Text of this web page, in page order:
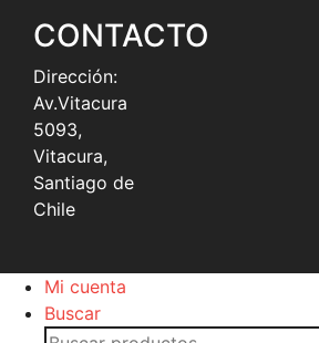
CONTACTO
Dirección:
Av.Vitacura
5093,
Vitacura,
Santiago de
Chile
Mi cuenta
Buscar